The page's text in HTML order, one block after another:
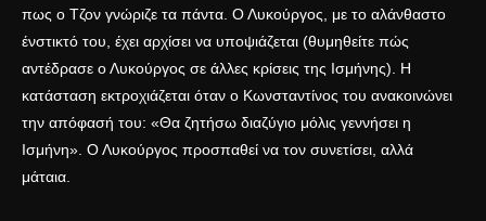
πως ο Τζον γνώριζε τα πάντα. Ο Λυκούργος, με το αλάνθαστο
ένστικτό του, έχει αρχίσει να υποψιάζεται (θυμηθείτε πώς
αντέδρασε ο Λυκούργος σε άλλες κρίσεις της Ισμήνης). Η
κατάσταση εκτροχιάζεται όταν ο Κωνσταντίνος του ανακοινώνει
την απόφασή του: «Θα ζητήσω διαζύγιο μόλις γεννήσει η
Ισμήνη». Ο Λυκούργος προσπαθεί να τον συνετίσει, αλλά
μάταια.